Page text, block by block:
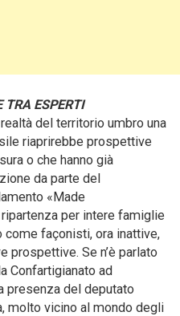
TRA ESPERTI
del territorio umbro una
riaprirebbe prospettive
o che hanno già
da parte del
«Made
per intere famiglie
façonisti, ora inattive,
prospettive. Se n’è parlato
Confartigianato ad
presenza del deputato
molto vicino al mondo degli